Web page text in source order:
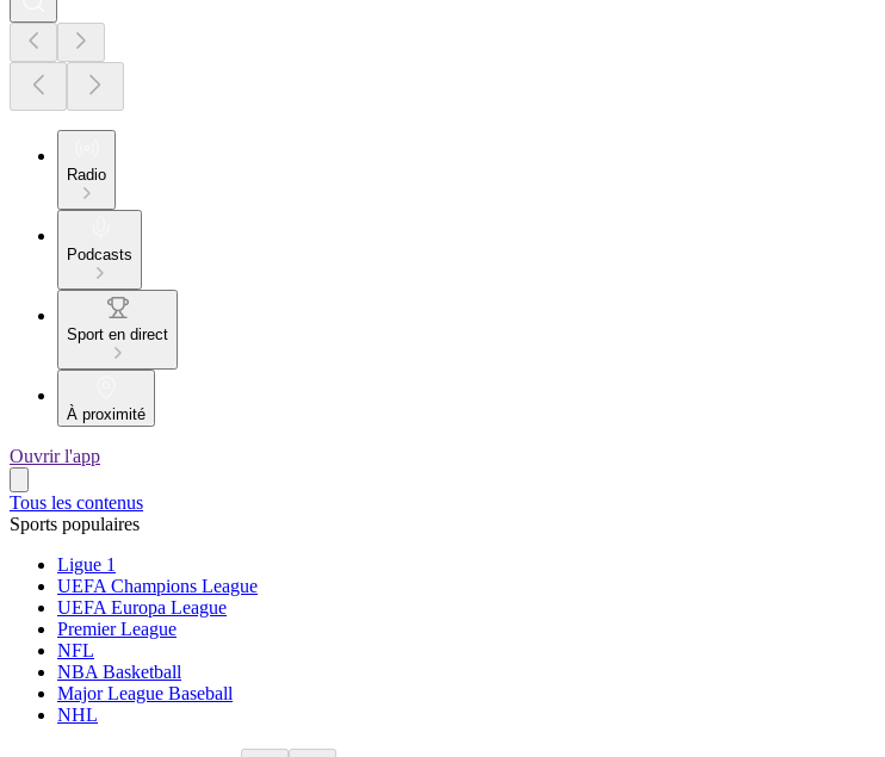
Radio
Podcasts
Sport en direct
À proximité
Ouvrir l'app
Tous les contenus
Sports populaires
Ligue 1
UEFA Champions League
UEFA Europa League
Premier League
NFL
NBA Basketball
Major League Baseball
NHL